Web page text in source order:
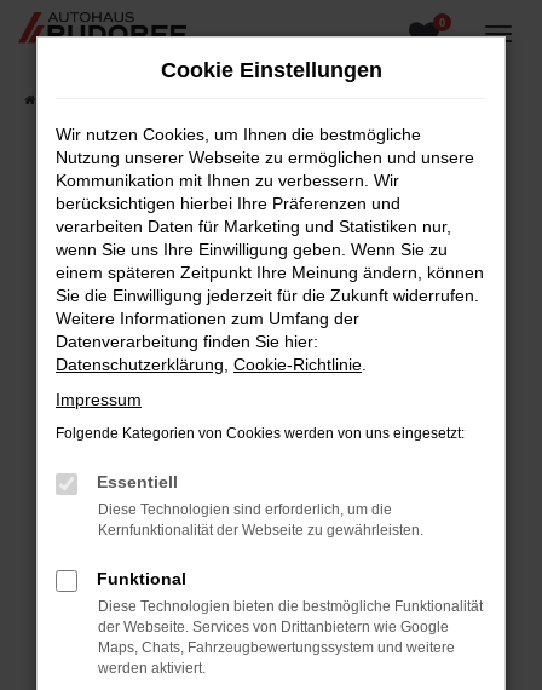
Zum
0
Fehler: Network Error
Beim Laden ist ein Fehler aufgetreten.
Hier sind ein paar Tipps, die dir helfen können:
Überprüfe deine Firewall und deine
Internetverbindung.
Laden andere Webseiten, zum Beispiel deine
Suchmaschine?
Prüfe deine Browsererweiterungen.
Manche Erweiterungen, wie Werbeblocker,
können das Laden bestimmter Seiten
verhindern. Funktioniert die Seite in einem
Fenster?
Starte dein Gerät neu.
Das kann manchmal helfen, vorübergehende
Probleme zu beheben.
Cookie Einstellungen
Wir nutzen Cookies, um Ihnen die bestmögliche
Nutzung unserer Webseite zu ermöglichen und unsere
Kommunikation mit Ihnen zu verbessern. Wir
berücksichtigen hierbei Ihre Präferenzen und
verarbeiten Daten für Marketing und Statistiken nur,
wenn Sie uns Ihre Einwilligung geben. Wenn Sie zu
einem späteren Zeitpunkt Ihre Meinung ändern, können
Sie die Einwilligung jederzeit für die Zukunft widerrufen.
Weitere Informationen zum Umfang der
Datenverarbeitung finden Sie hier:
Datenschutzerklärung Cookie-Richtlinie
Impressum
Folgende Kategorien von Cookies werden von uns eingesetzt:
Essentiell
Diese Technologien sind erforderlich, um die
Kernfunktionalität der Webseite zu gewährleisten.
Funktional
Diese Technologien bieten die bestmögliche Funktionalität
der Webseite. Services von Drittanbietern wie Google
Maps, Chats, Fahrzeugbewertungssystem und weitere
werden aktiviert.